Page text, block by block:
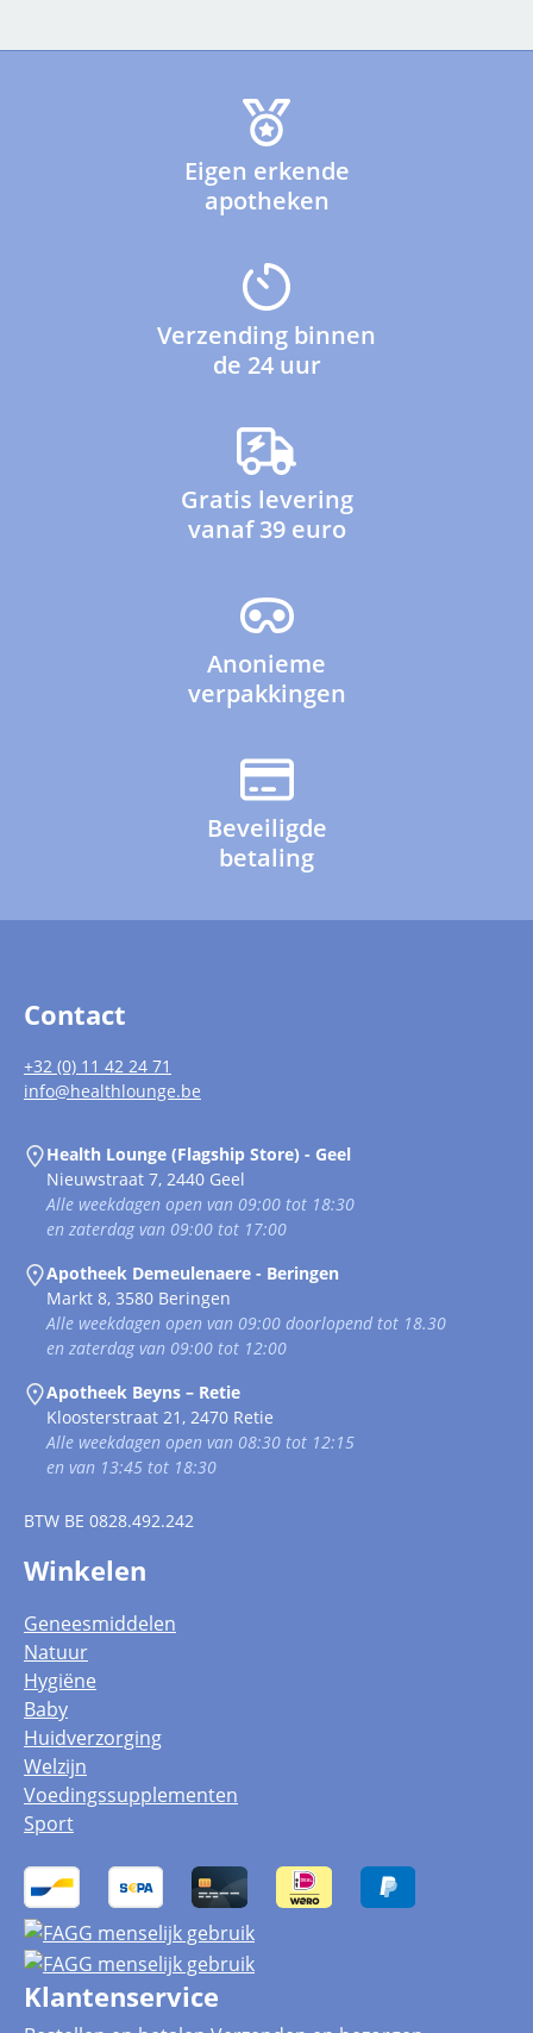
Eigen erkende
apotheken
Verzending binnen
de 24 uur
Gratis levering
vanaf 39 euro
Anonieme
verpakkingen
Beveiligde
betaling
Contact
+32 (0) 11 42 24 71
info@healthlounge.be
Health Lounge (Flagship Store) - Geel
Nieuwstraat 7, 2440 Geel
Alle weekdagen open van 09:00 tot 18:30
en zaterdag van 09:00 tot 17:00
Apotheek Demeulenaere - Beringen
Markt 8, 3580 Beringen
Alle weekdagen open van 09:00 doorlopend tot 18.30
en zaterdag van 09:00 tot 12:00
Apotheek Beyns – Retie
Kloosterstraat 21, 2470 Retie
Alle weekdagen open van 08:30 tot 12:15
en van 13:45 tot 18:30
BTW BE 0828.492.242
Winkelen
Geneesmiddelen
Natuur
Hygiëne
Baby
Huidverzorging
Welzijn
Voedingssupplementen
Sport
Klantenservice